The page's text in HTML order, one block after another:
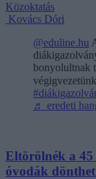
Közoktatás
Kovács Dóri
@eduline.hu
bonyolultnak
♬ eredeti
Eltörölnék a 45
óvodák